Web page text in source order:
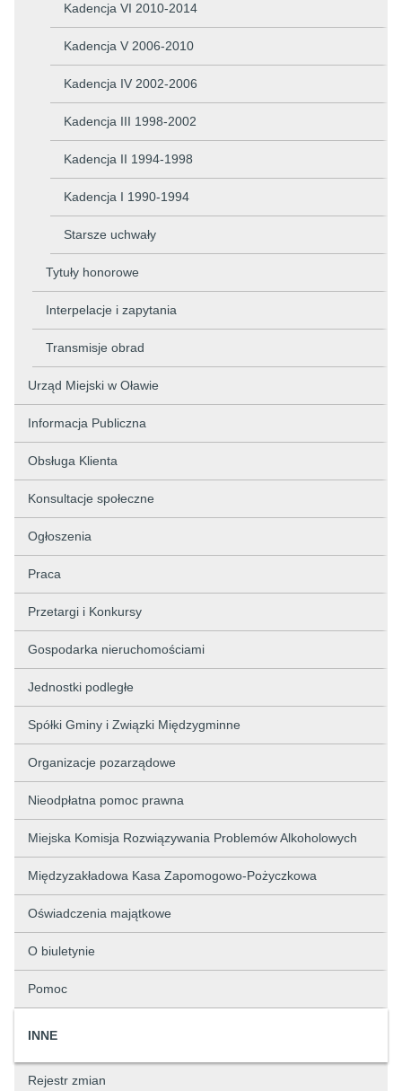
Kadencja VI 2010-2014
Kadencja V 2006-2010
Kadencja IV 2002-2006
Kadencja III 1998-2002
Kadencja II 1994-1998
Kadencja I 1990-1994
Starsze uchwały
Tytuły honorowe
Interpelacje i zapytania
Transmisje obrad
Urząd Miejski w Oławie
Informacja Publiczna
Obsługa Klienta
Konsultacje społeczne
Ogłoszenia
Praca
Przetargi i Konkursy
Gospodarka nieruchomościami
Jednostki podległe
Spółki Gminy i Związki Międzygminne
Organizacje pozarządowe
Nieodpłatna pomoc prawna
Miejska Komisja Rozwiązywania Problemów Alkoholowych
Międzyzakładowa Kasa Zapomogowo-Pożyczkowa
Oświadczenia majątkowe
O biuletynie
Pomoc
INNE
Rejestr zmian